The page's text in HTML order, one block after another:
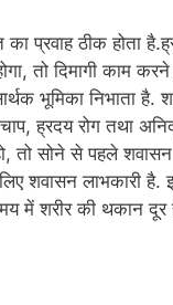
प्रवाह ठीक होता
तो दिमागी काम करने
भूमिका निभाता है.
ह्रदय रोग तथा
तो सोने से पहले
लिए शवासन लाभकारी
में शरीर की थकान दूर